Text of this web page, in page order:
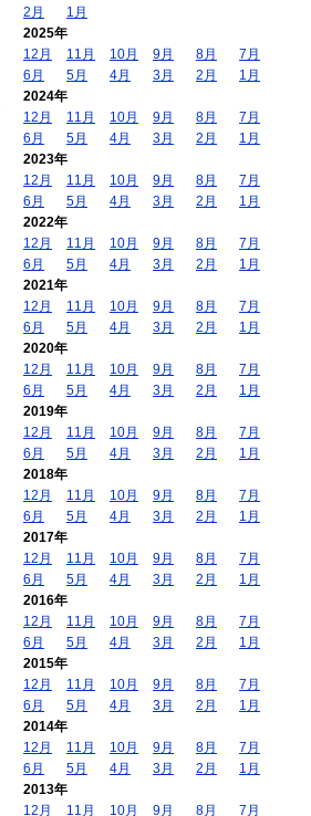
2月
1月
2025年
12月
11月 10月 9月 8月
7月
6月
5月 4月 3月 2月
1月
2024年
12月
11月 10月 9月 8月
7月
6月
5月 4月 3月 2月
1月
2023年
12月
11月 10月 9月 8月
7月
6月
5月 4月 3月 2月
1月
2022年
12月
11月 10月 9月 8月
7月
6月
5月 4月 3月 2月
1月
2021年
12月
11月 10月 9月 8月
7月
6月
5月 4月 3月 2月
1月
2020年
12月
11月 10月 9月 8月
7月
6月
5月 4月 3月 2月
1月
2019年
12月
11月 10月 9月 8月
7月
6月
5月 4月 3月 2月
1月
2018年
12月
11月 10月 9月 8月
7月
6月
5月 4月 3月 2月
1月
2017年
12月
11月 10月 9月 8月
7月
6月
5月 4月 3月 2月
1月
2016年
12月
11月 10月 9月 8月
7月
6月
5月 4月 3月 2月
1月
2015年
12月
11月 10月 9月 8月
7月
6月
5月 4月 3月 2月
1月
2014年
12月
11月 10月 9月 8月
7月
6月
5月 4月 3月 2月
1月
2013年
12月
11月 10月 9月 8月 7月